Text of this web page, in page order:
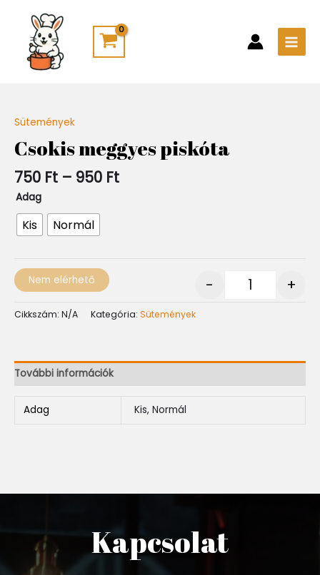
content
Sütemények
Csokis meggyes piskóta
750 Ft – 950 Ft
750 Ft
-
950 Ft
Adag
Kis Normál
- +
Nem elérhető
Cikkszám: N/A Kategória: Sütemények
További információk
Adag Kis, Normál
Kapcsolat